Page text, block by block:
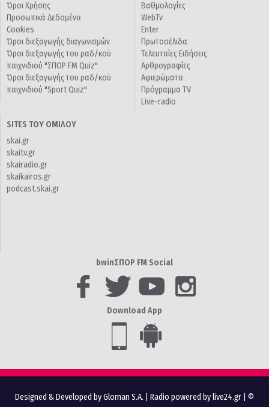
Όροι Χρήσης
Προσωπικά Δεδομένα
Cookies
Όροι διεξαγωγής διαγωνισμών
Όροι διεξαγωγής του ραδ/κού
παιχνιδιού "ΣΠΟΡ FM Quiz"
Όροι διεξαγωγής του ραδ/κού
παιχνιδιού "Sport Quiz"
Βαθμολογίες
WebTv
Enter
Πρωτοσέλιδα
Τελευταίες Ειδήσεις
Αρθρογραφίες
Αφιερώματα
Πρόγραμμα TV
Live-radio
SITES ΤΟΥ ΟΜΙΛΟΥ
skai.gr
skaitv.gr
skairadio.gr
skaikairos.gr
podcast.skai.gr
bwinΣΠΟΡ FM Social
Download App
Designed & Developed by Gloman S.A. Radio powered by live24.gr | ©